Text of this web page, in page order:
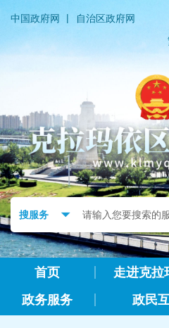
中国政府网 |
自治区政府网
首页 走进克拉
政务服务
政民